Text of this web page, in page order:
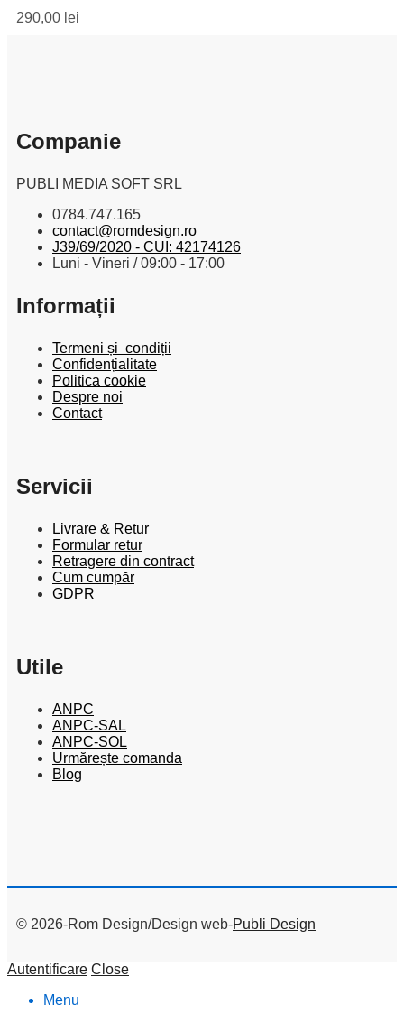
290,00 lei
Companie
PUBLI MEDIA SOFT SRL
0784.747.165
contact@romdesign.ro
J39/69/2020 - CUI: 42174126
Luni - Vineri / 09:00 - 17:00
Informații
Termeni și condiții
Confidențialitate
Politica cookie
Despre noi
Contact
Servicii
Livrare & Retur
Formular retur
Retragere din contract
Cum cumpăr
GDPR
Utile
ANPC
ANPC-SAL
ANPC-SOL
Urmărește comanda
Blog
© 2026-Rom Design/Design web-Publi Design
Autentificare Close
Menu